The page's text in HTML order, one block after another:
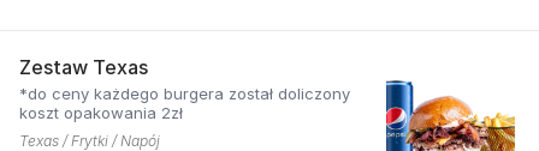
Zestaw Texas
*do ceny każdego burgera został doliczony
koszt opakowania 2zł
Texas / Frytki / Napój